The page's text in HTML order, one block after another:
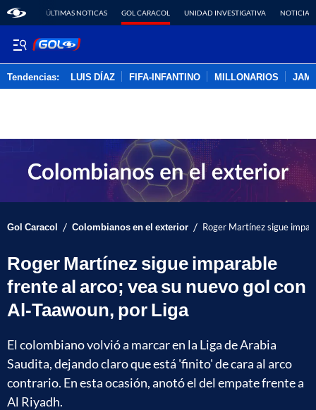
ÚLTIMAS NOTICAS GOL CARACOL UNIDAD INVESTIGATIVA NOTICIAS
Tendencias: LUIS DÍAZ FIFA-INFANTINO MILLONARIOS
Gol Caracol / Colombianos en el exterior / Roger Martínez sigue
Roger Martínez sigue imparable
frente al arco; vea su nuevo gol con
Al-Taawoun, por Liga
El colombiano volvió a marcar en la Liga de Arabia
Saudita, dejando claro que está 'finito' de cara al arco
contrario. En esta ocasión, anotó el del empate frente a
Al Riyadh.